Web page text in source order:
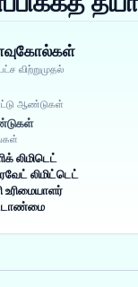
விற்றுமுதல்
ஆண்டுகள்
லிமிடெட்
லிமிட்டெட்
உரிமையாளர்